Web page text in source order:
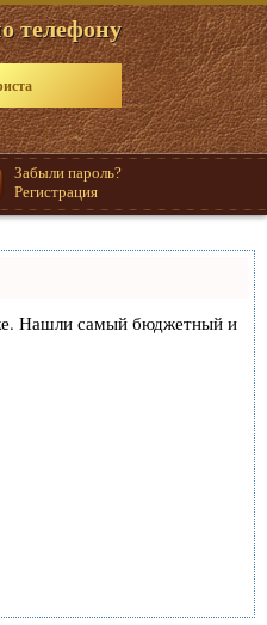
телефону
Забыли пароль?
Регистрация
Нашли самый бюджетный и